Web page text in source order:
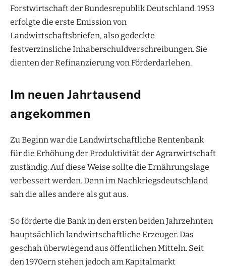
Forstwirtschaft der Bundesrepublik Deutschland. 1953
erfolgte die erste Emission von
Landwirtschaftsbriefen, also gedeckte
festverzinsliche Inhaberschuldverschreibungen. Sie
dienten der Refinanzierung von Förderdarlehen.
Im neuen Jahrtausend
angekommen
Zu Beginn war die Landwirtschaftliche Rentenbank
für die Erhöhung der Produktivität der Agrarwirtschaft
zuständig. Auf diese Weise sollte die Ernährungslage
verbessert werden. Denn im Nachkriegsdeutschland
sah die alles andere als gut aus.
So förderte die Bank in den ersten beiden Jahrzehnten
hauptsächlich landwirtschaftliche Erzeuger. Das
geschah überwiegend aus öffentlichen Mitteln. Seit
den 1970ern stehen jedoch am Kapitalmarkt